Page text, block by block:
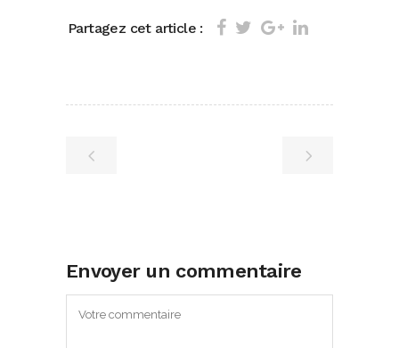
Partagez cet article :
Envoyer un commentaire